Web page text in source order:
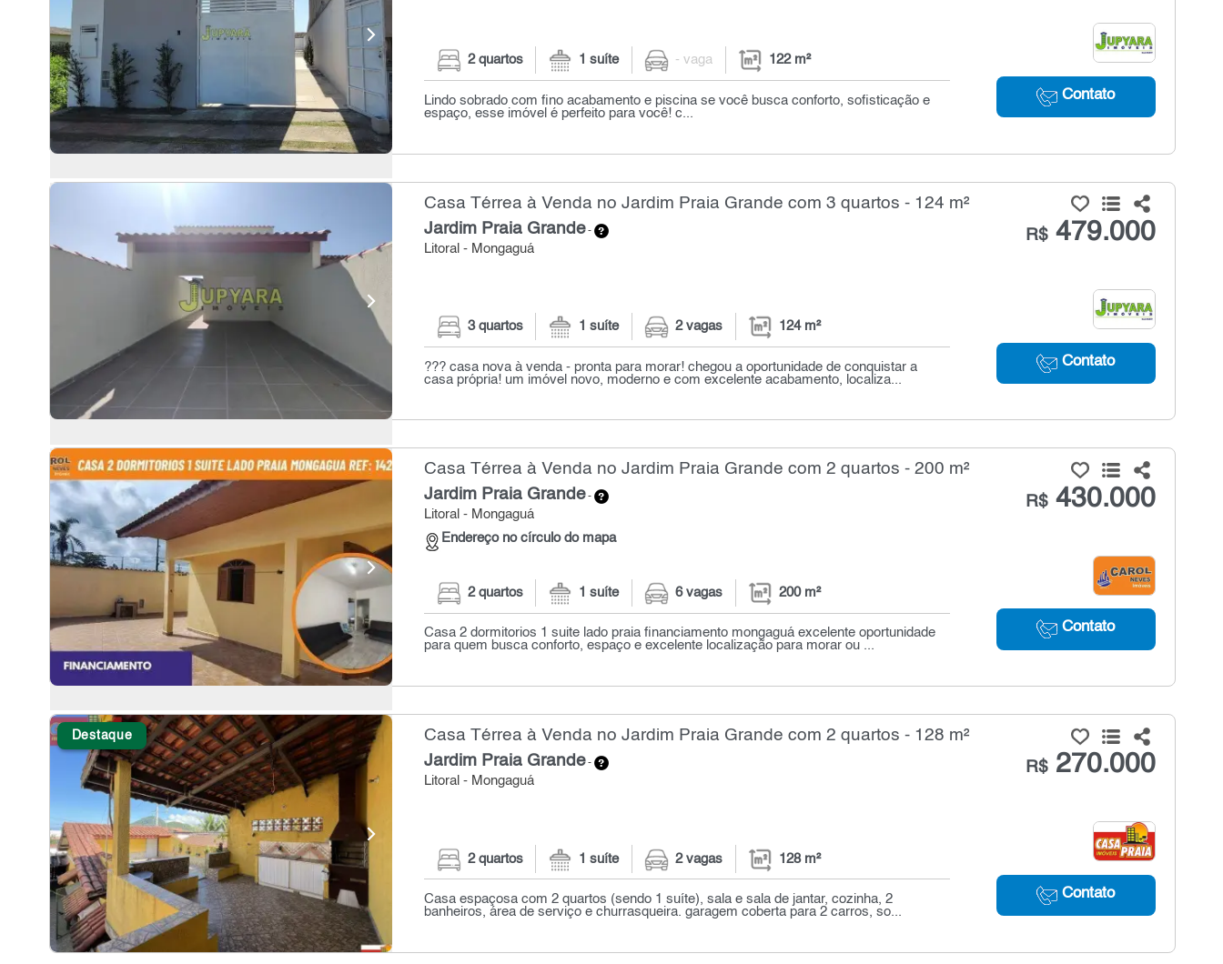
Contato
2 quartos 1 suíte - vaga 122 m²
Lindo sobrado com fino acabamento e piscina se você busca conforto, sofisticação e
espaço, esse imóvel é perfeito para você! c...
Casa Térrea à Venda no Jardim Praia Grande com 3 quartos - 124 m²
Jardim Praia Grande-
Litoral - Mongaguá
R$479.000
Contato
3 quartos 1 suíte 2 vagas 124 m²
??? casa nova à venda - pronta para morar! chegou a oportunidade de conquistar a
casa própria! um imóvel novo, moderno e com excelente acabamento, localiza...
Casa Térrea à Venda no Jardim Praia Grande com 2 quartos - 200 m²
Jardim Praia Grande-
Litoral - Mongaguá
Endereço no círculo do mapa
R$430.000
Contato
2 quartos 1 suíte 6 vagas 200 m²
Casa 2 dormitorios 1 suite lado praia financiamento mongaguá excelente oportunidade
para quem busca conforto, espaço e excelente localização para morar ou ...
Destaque Casa Térrea à Venda no Jardim Praia Grande com 2 quartos - 128 m²
Jardim Praia Grande-
Litoral - Mongaguá
R$270.000
Contato
2 quartos 1 suíte 2 vagas 128 m²
Casa espaçosa com 2 quartos (sendo 1 suíte), sala e sala de jantar, cozinha, 2
banheiros, área de serviço e churrasqueira. garagem coberta para 2 carros, so...